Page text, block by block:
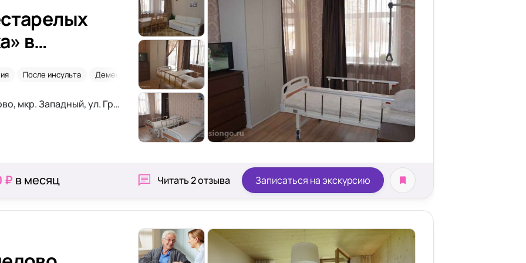
в
После инсульта Деменция Уход 24/7
Московская область, г. Домодедово, мкр. Западный, ул. Гренадерская, дом 1
₽ в месяц Читать2 отзыва Записаться на экскурсию